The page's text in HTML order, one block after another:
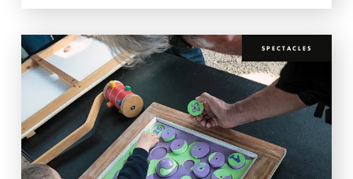
SPECTACLES